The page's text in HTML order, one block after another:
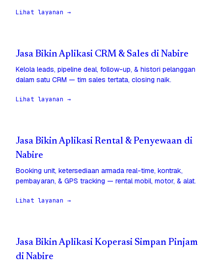
Lihat layanan →
Jasa Bikin Aplikasi CRM & Sales di Nabire
Kelola leads, pipeline deal, follow-up, & histori pelanggan
dalam satu CRM — tim sales tertata, closing naik.
Lihat layanan →
Jasa Bikin Aplikasi Rental & Penyewaan di
Nabire
Booking unit, ketersediaan armada real-time, kontrak,
pembayaran, & GPS tracking — rental mobil, motor, & alat.
Lihat layanan →
Jasa Bikin Aplikasi Koperasi Simpan Pinjam
di Nabire